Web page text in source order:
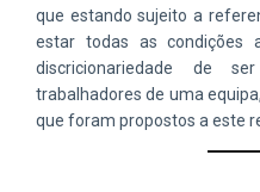
que estando sujeito a
estar todas as condições
discricionariedade de
trabalhadores de uma
que foram propostos a este